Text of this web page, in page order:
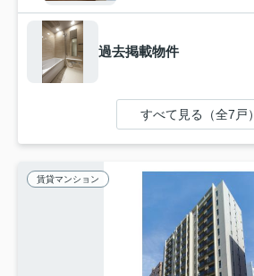
過去掲載物件
すべて見る（全7戸）
賃貸マンション